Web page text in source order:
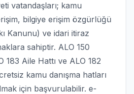
vatandaşları; kamu
bilgiye erişim özgürlüğü
Kanunu) ve idari itiraz
sahiptir. ALO 150
183 Aile Hattı ve ALO 182
kamu danışma hatları
için başvurulabilir. e-